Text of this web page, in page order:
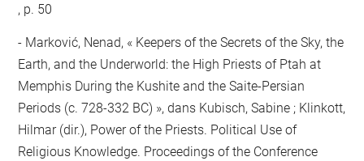
, p. 50
Marković, Nenad, « Keepers of the Secrets of the Sky, the
Earth, and the Underworld: the High Priests of Ptah at
Memphis During the Kushite and the Saite-Persian
Periods (c. 728-332 BC) », dans Kubisch, Sabine ; Klinkott,
Hilmar (dir.), Power of the Priests. Political Use of
Religious Knowledge. Proceedings of the Conference